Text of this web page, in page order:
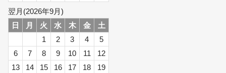
翌月(2026年9月)
日
月 火 水 木 金
土
1
2 3 4
5
6
7 8 9 10 11
12
13
14 15 16 17 18 19